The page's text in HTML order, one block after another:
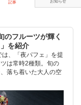
記事 お知らせ
のフルーツが輝く
を紹介
、「夜パフェ」を提
は常時2種類。旬の
落ち着いた大人の空